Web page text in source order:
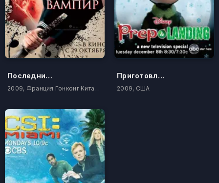
Последний вампир
2009, Франция Гонконг Китай Аргентина
Приготовление и начало
2009, США